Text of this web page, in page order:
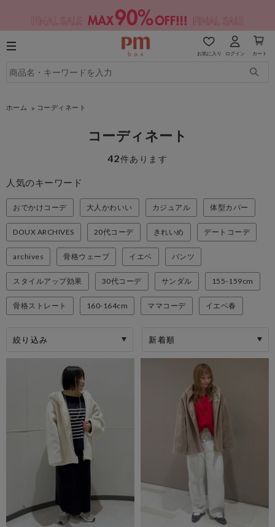
お気に入り ログイン カート
ホーム コーディネート
コーディネート
42件あります
人気のキーワード
おでかけコーデ 大人かわいい カジュアル 体型カバー
DOUX ARCHIVES 20代コーデ きれいめ デートコーデ
archives 骨格ウェーブ イエベ パンツ
スタイルアップ効果 30代コーデ サンダル 155-159cm
骨格ストレート 160-164cm ママコーデ イエベ春
絞り込み